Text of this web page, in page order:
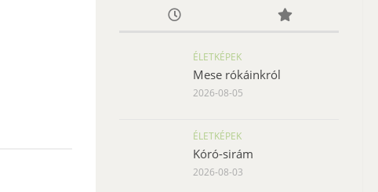
ÉLETKÉPEK
Mese rókáinkról
2026-08-05
ÉLETKÉPEK
Kóró-sirám
2026-08-03